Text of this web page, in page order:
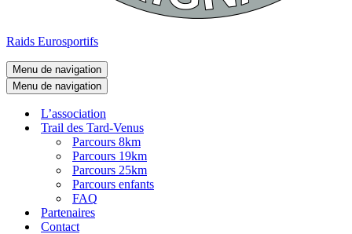
Raids Eurosportifs
Menu de navigation
Menu de navigation
L’association
Trail des Tard-Venus
Parcours 8km
Parcours 19km
Parcours 25km
Parcours enfants
FAQ
Partenaires
Contact